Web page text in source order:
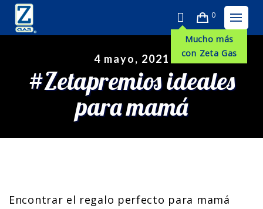
0
Mucho más
con Zeta Gas
4 mayo, 2021
#Zetapremios ideales
para mamá
Encontrar el regalo perfecto para mamá